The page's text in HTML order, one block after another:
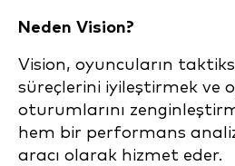
Neden Vision?
Vision, oyuncuların
süreçlerini iyileştirmek ve
oturumlarını
hem bir performans
aracı olarak hizmet eder.